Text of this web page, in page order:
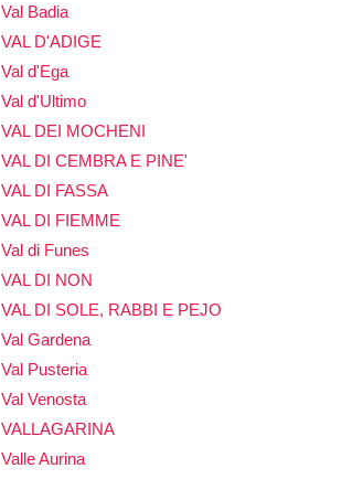
Val Badia
VAL D'ADIGE
Val d'Ega
Val d'Ultimo
VAL DEI MOCHENI
VAL DI CEMBRA E PINE'
VAL DI FASSA
VAL DI FIEMME
Val di Funes
VAL DI NON
VAL DI SOLE, RABBI E PEJO
Val Gardena
Val Pusteria
Val Venosta
VALLAGARINA
Valle Aurina